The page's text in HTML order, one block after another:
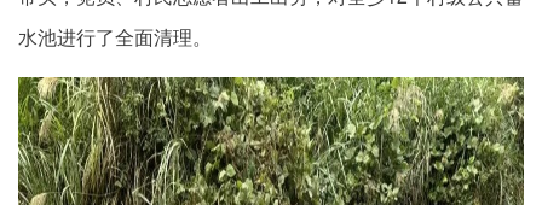
水池进行了全面清理。